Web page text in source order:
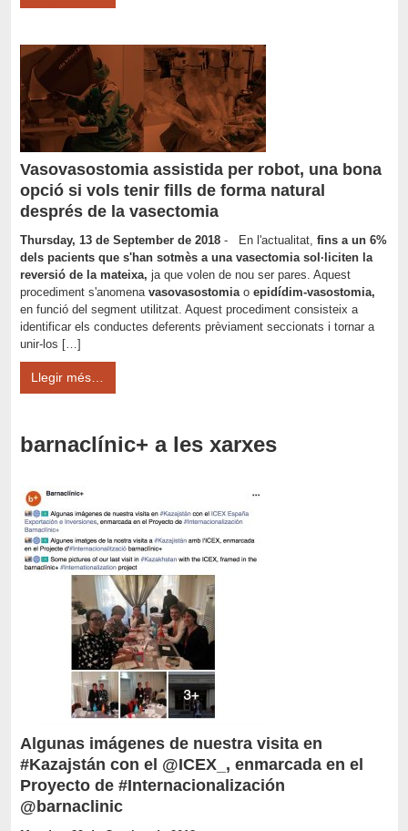
Vasovasostomia assistida per robot, una bona
opció si vols tenir fills de forma natural
després de la vasectomia
Thursday, 13 de September de 2018- En l'actualitat, fins a un 6%
dels pacients que s'han sotmès a una vasectomia sol·liciten la
reversió de la mateixa, ja que volen de nou ser pares. Aquest
procediment s'anomena vasovasostomiao epidídim-vasostomia,
en funció del segment utilitzat. Aquest procediment consisteix a
identificar els conductes deferents prèviament seccionats i tornar a
unir-los […]
Llegir més…
barnaclínic+ a les xarxes
Algunas imágenes de nuestra visita en
#Kazajstán con el @ICEX_, enmarcada en el
Proyecto de #Internacionalización
@barnaclinic